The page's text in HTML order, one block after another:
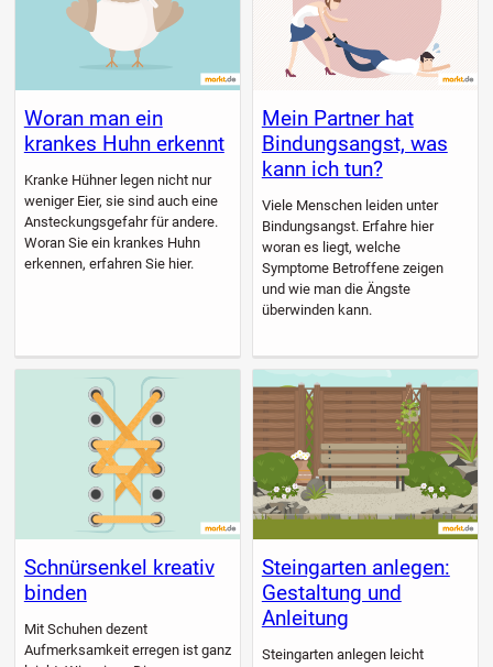
Woran man ein
krankes Huhn erkennt
Kranke Hühner legen nicht nur
weniger Eier, sie sind auch eine
Ansteckungsgefahr für andere.
Woran Sie ein krankes Huhn
erkennen, erfahren Sie hier.
Mein Partner hat
Bindungsangst, was
kann ich tun?
Viele Menschen leiden unter
Bindungsangst. Erfahre hier
woran es liegt, welche
Symptome Betroffene zeigen
und wie man die Ängste
überwinden kann.
Schnürsenkel kreativ
binden
Mit Schuhen dezent
Aufmerksamkeit erregen ist ganz
Steingarten anlegen:
Gestaltung und
Anleitung
Steingarten anlegen leicht